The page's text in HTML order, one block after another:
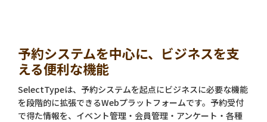
予約システムを中心に、ビジネスを支
える便利な機能
SelectTypeは、予約システムを起点にビジネスに必要な機能
を段階的に拡張できるWebプラットフォームです。予約受付
で得た情報を、イベント管理・会員管理・アンケート・各種